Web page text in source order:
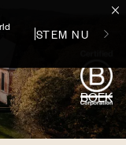
Uw perfecte zomer
BOEK